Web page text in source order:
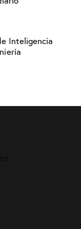
Inteligencia